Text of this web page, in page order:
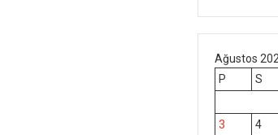
Ağustos
P
S
3
4